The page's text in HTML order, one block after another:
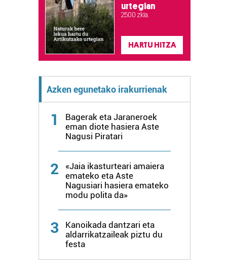
urtegian
2.500 zkia.
HARTU HITZA
Azken egunetako irakurrienak
1
Bagerak eta Jaraneroek
eman diote hasiera Aste
Nagusi Piratari
2
«Jaia ikasturteari amaiera
emateko eta Aste
Nagusiari hasiera emateko
modu polita da»
3
Kanoikada dantzari eta
aldarrikatzaileak piztu du
festa